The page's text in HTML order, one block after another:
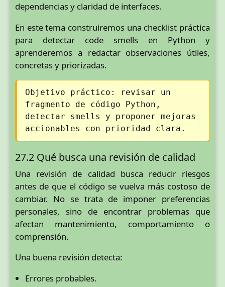
dependencias y claridad de interfaces.
En este tema construiremos una checklist práctica
para detectar code smells en Python y
aprenderemos a redactar observaciones útiles,
concretas y priorizadas.
Objetivo práctico: revisar un
fragmento de código Python,
detectar smells y proponer mejoras
accionables con prioridad clara.
27.2 Qué busca una revisión de calidad
Una revisión de calidad busca reducir riesgos
antes de que el código se vuelva más costoso de
cambiar. No se trata de imponer preferencias
personales, sino de encontrar problemas que
afectan mantenimiento, comportamiento o
comprensión.
Una buena revisión detecta:
Errores probables.